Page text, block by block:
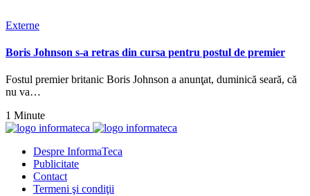
Externe
Boris Johnson s-a retras din cursa pentru postul de premier
Fostul premier britanic Boris Johnson a anunţat, duminică seară, că
nu va…
1 Minute
Despre InformaTeca
Publicitate
Contact
Termeni şi condiţii